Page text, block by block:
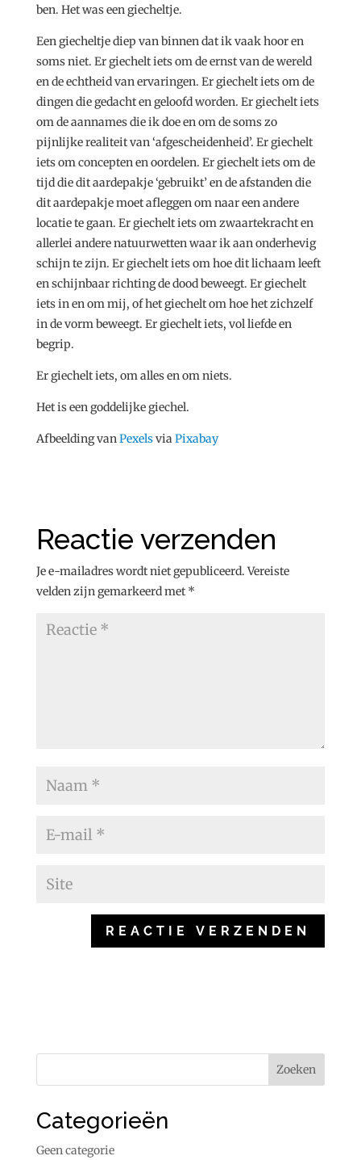
ben. Het was een giecheltje.
Een giecheltje diep van binnen dat ik vaak hoor en
soms niet. Er giechelt iets om de ernst van de wereld
en de echtheid van ervaringen. Er giechelt iets om de
dingen die gedacht en geloofd worden. Er giechelt iets
om de aannames die ik doe en om de soms zo
pijnlijke realiteit van ‘afgescheidenheid’. Er giechelt
iets om concepten en oordelen. Er giechelt iets om de
tijd die dit aardepakje ‘gebruikt’ en de afstanden die
dit aardepakje moet afleggen om naar een andere
locatie te gaan. Er giechelt iets om zwaartekracht en
allerlei andere natuurwetten waar ik aan onderhevig
schijn te zijn. Er giechelt iets om hoe dit lichaam leeft
en schijnbaar richting de dood beweegt. Er giechelt
iets in en om mij, of het giechelt om hoe het zichzelf
in de vorm beweegt. Er giechelt iets, vol liefde en
begrip.
Er giechelt iets, om alles en om niets.
Het is een goddelijke giechel.
Afbeelding vanPexelsviaPixabay
Reactie verzenden
Je e-mailadres wordt niet gepubliceerd. Vereiste
velden zijn gemarkeerd met *
Categorieën
Geen categorie